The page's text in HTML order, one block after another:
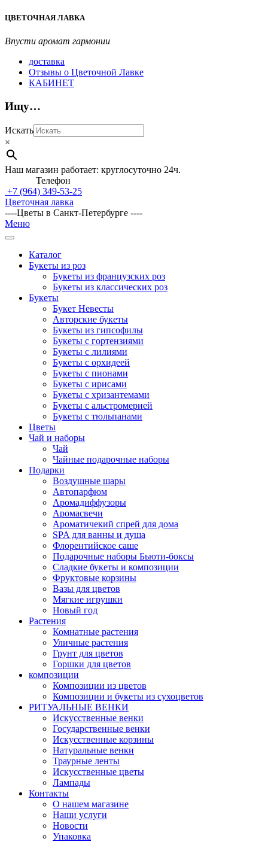
Перейти
содержимому
ЦВЕТОЧНАЯ ЛАВКА
Впусти аромат гармонии
доставка
Отзывы о Цветочной Лавке
КАБИНЕТ
Ищу…
Искать
×
Наш магазин работает: круглосуточно 24ч.
Телефон
+7 (964) 349-53-25
Цветочная лавка
----Цветы в Санкт-Петербурге ----
Главное
навигационное
Меню
Каталог
Букеты из роз
Букеты из французских роз
Букеты из классических роз
Букеты
Букет Невесты
Авторские букеты
Букеты из гипсофилы
Букеты с гортензиями
Букеты с лилиями
Букеты с орхидеей
Букеты с пионами
Букеты с ирисами
Букеты с хризантемами
Букеты с альстромерией
Букеты с тюльпанами
Цветы
Чай и наборы
Чай
Чайные подарочные наборы
Подарки
Воздушные шары
Автопарфюм
Аромадиффузоры
Аромасвечи
Ароматичекий спрей для дома
SPA для ванны и душа
Флорентийское саше
Подарочные наборы Бьюти-боксы
Сладкие букеты и композиции
Фруктовые корзины
Вазы для цветов
Мягкие игрушки
Новый год
Растения
Комнатные растения
Уличные растения
Грунт для цветов
Горшки для цветов
композиции
Композиции из цветов
Композиции и букеты из сухоцветов
РИТУАЛЬНЫЕ ВЕНКИ
Искусственные венки
Государственные венки
Искусственные корзины
Натуральные венки
Траурные ленты
Искусственные цветы
Лампады
Контакты
О нашем магазине
Наши услуги
Новости
Упаковка